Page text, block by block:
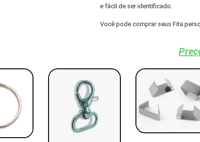
e fácil de ser identificado.
Você pode comprar seus Fita